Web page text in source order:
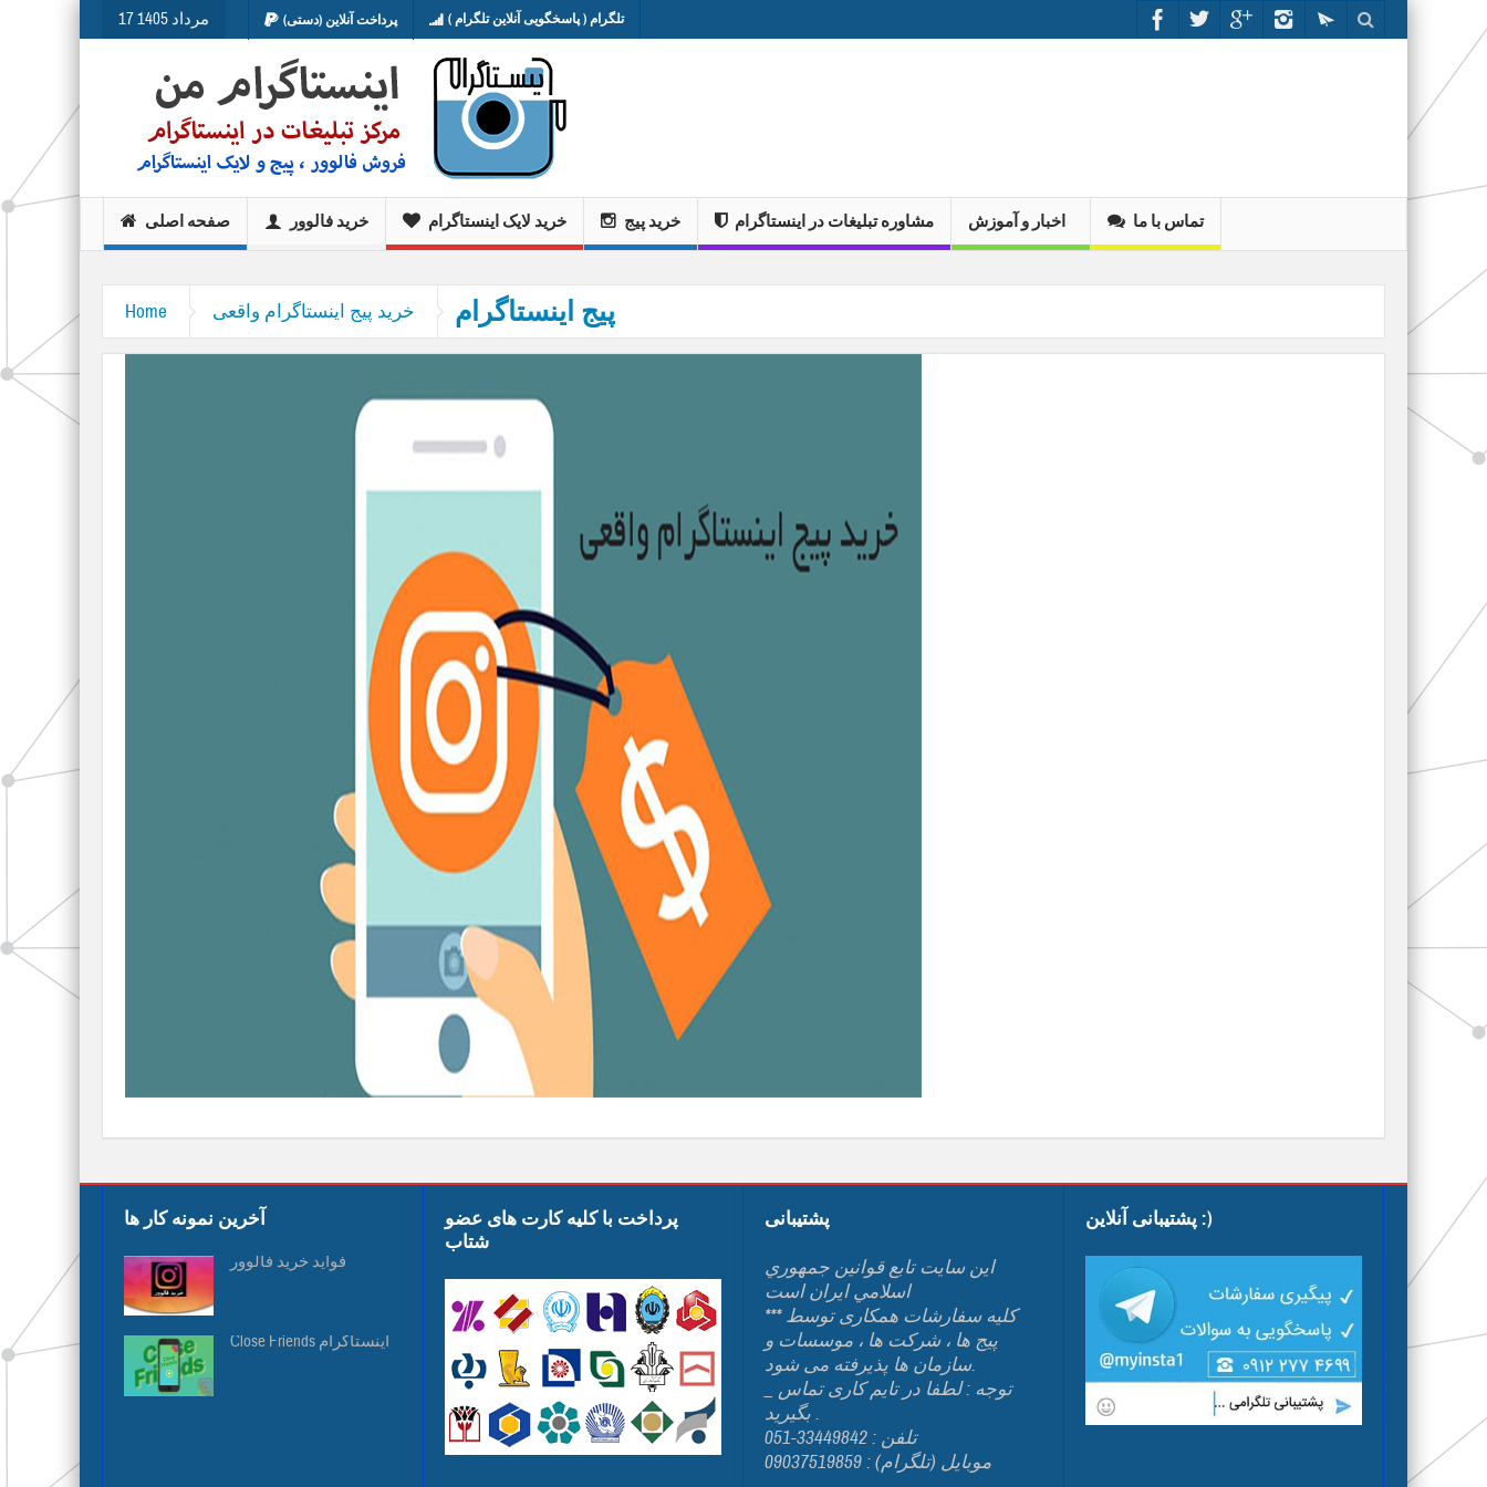
17 مرداد 1405 پرداخت آنلاین (دستی) تلگرام ( پاسخگویی آنلاین تلگرام )
صفحه اصلی خرید فالوور خرید لایک اینستاگرام خرید پیج مشاوره تبلیغات در اینستاگرام اخبار و آموزش تماس با ما
Home خرید پیج اینستاگرام واقعی پیج اینستاگرام
آخرین نمونه کار ها
فواید خرید فالوور
Close Friends اینستاگرام
پرداخت با کلیه کارت های عضو
شتاب
پشتیبانی
اين سايت تابع قوانين جمهوري
اسلامي ايران است
*** کلیه سفارشات همکاری توسط
پیج ها ، شرکت ها ، موسسات و
سازمان ها پذیرفته می شود.
بگیرید .
تلفن : 33449842-051
موبایل (تلگرام) : 09037519859
پشتیبانی آنلاین :)